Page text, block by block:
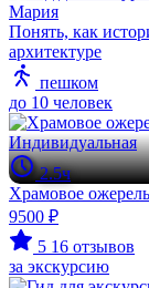
Maрия
Понять, как
архитектуре
пешком
до 10 человек
Индивидуальная
2.5ч
Храмовое
9500 ₽
5 16 отзывов
за экскурсию